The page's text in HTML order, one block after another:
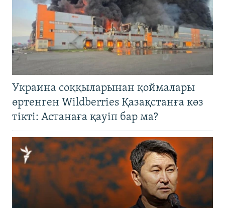
Украина соққыларынан қоймалары
өртенген Wildberries Қазақстанға көз
тікті: Астанаға қауіп бар ма?